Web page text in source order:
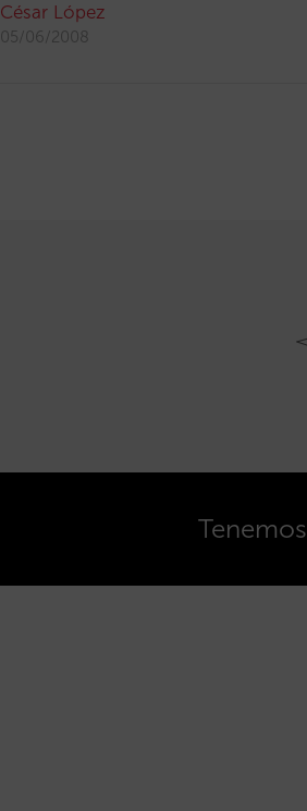
César López
05/06/2008